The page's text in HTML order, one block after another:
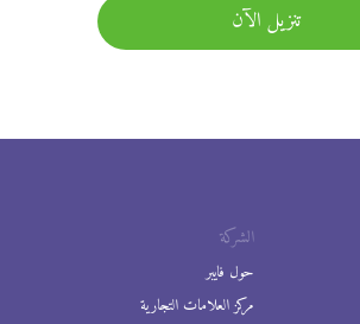
تنزيل الآن
الشركة
حول فايبر
مركز العلامات التجارية